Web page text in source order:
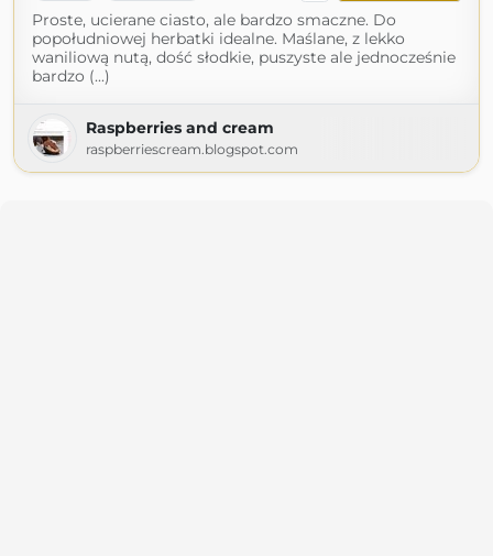
Proste, ucierane ciasto, ale bardzo smaczne. Do
popołudniowej herbatki idealne. Maślane, z lekko
waniliową nutą, dość słodkie, puszyste ale jednocześnie
bardzo (...)
Raspberries and cream
raspberriescream.blogspot.com